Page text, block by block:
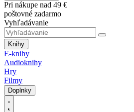
Pri nákupe nad 49 €
poštovné zadarmo
Vyhľadávanie
Knihy
E-knihy
Audioknihy
Hry
Filmy
Doplnky